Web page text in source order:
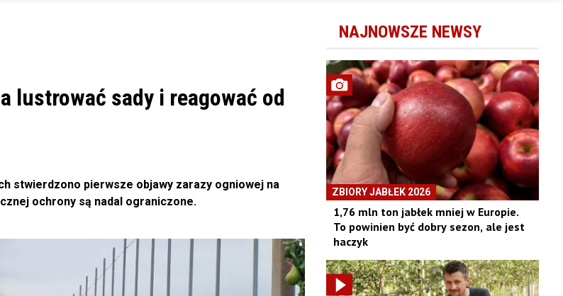
lustrować sady i reagować od
stwierdzono pierwsze objawy zarazy ogniowej na
ochrony są nadal ograniczone.
NAJNOWSZE NEWSY
ZBIORY JABŁEK 2026
1,76 mln ton jabłek mniej w Europie.
To powinien być dobry sezon, ale jest
haczyk